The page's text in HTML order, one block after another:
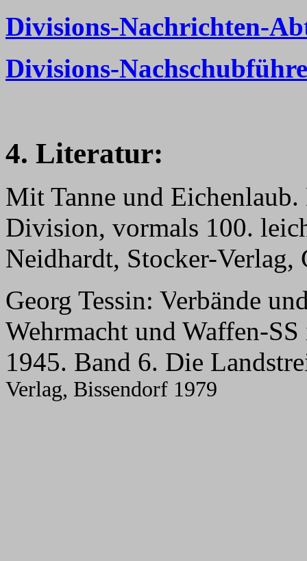
Divisions-Nachrichten-
Divisions-
4. Literatur:
Mit Tanne und
Division, vormals 100.
Neidhardt, Stocker-Verlag,
Georg Tessin: Verbände
Wehrmacht und Waffen-
1945. Band 6. Die
Verlag, Bissendorf 1979